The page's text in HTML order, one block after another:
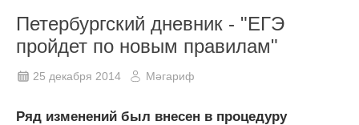
Петербургский дневник - "ЕГЭ
пройдет по новым правилам"
25 декабря 2014 Мәгариф
Ряд изменений был внесен в процедуру